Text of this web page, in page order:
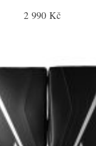
2 990 Kč